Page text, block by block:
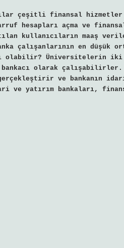
çeşitli finansal hizmetler
hesapları açma ve
kullanıcıların maaş
çalışanlarının en düşük
olabilir? Üniversitelerin iki
olarak çalışabilirler.
ve bankanın
ve yatırım bankaları,